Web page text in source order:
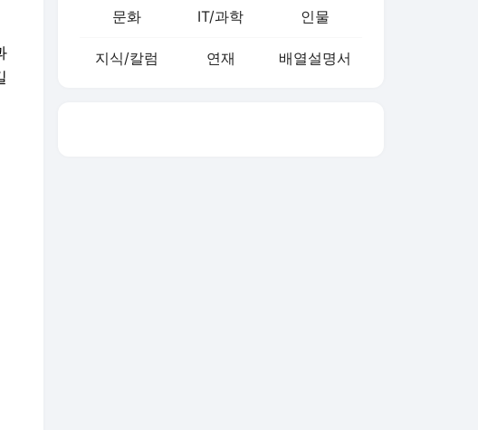
문화 IT/과학 인물
지식/칼럼 연재 배열설명서